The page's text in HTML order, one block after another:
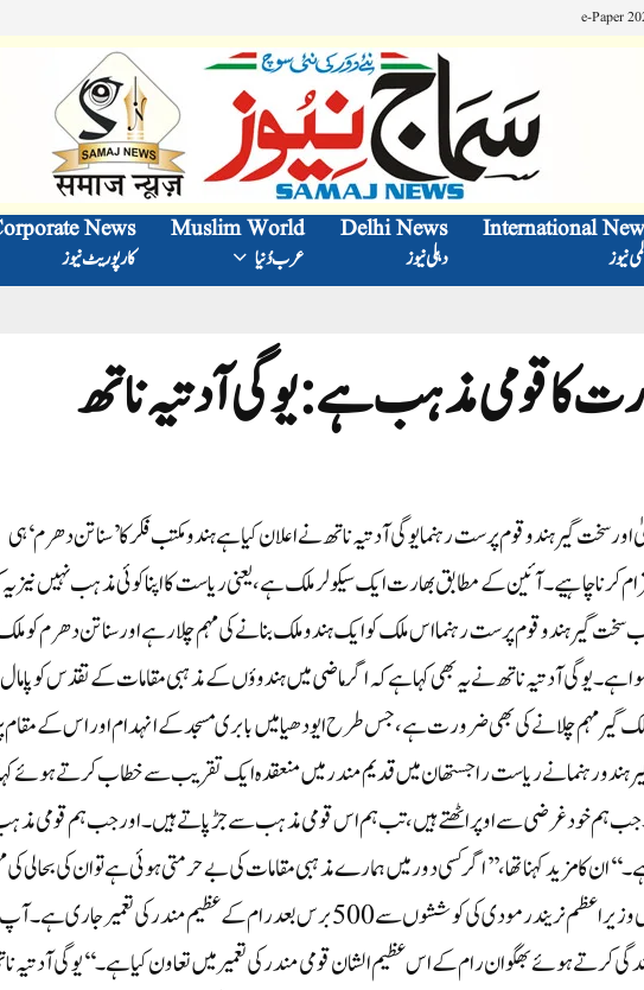
e-Paper
International
نیوز
Delhi News
دہلی نیوز
Muslim World
عرب دُنیا
News
کارپوریٹ نیوز
کا قومی مذہب ہے: یوگی آدتیہ ناتھ
سخت گیر ہندو قوم پرست رہنما یوگی آدتیہ ناتھ نے اعلان کیا ہے ہندو مکتب فکر کا ’سناتن دھرم‘ ہی
کرنا چاہیے۔آئین کے مطابق بھارت ایک سیکولر ملک ہے، یعنی ریاست کا اپنا کوئی مذہب نہیں نیز
گیر ہندو قوم پرست رہنما اس ملک کو ایک ہندو ملک بنانے کی مہم چلا رہے اور سناتن دھرم کو
ہے۔یوگی آدتیہ ناتھ نے یہ بھی کہا ہے کہ اگر ماضی میں ہندوؤں کے مذہبی مقامات کے تقدس کو پامال
پر ملک گیر مہم چلانے کی بھی ضرورت ہے، جس طرح ایودھیا میں بابری مسجد کے انہدام اور اس کے مقام
گیر ہندو رہنما نے ریاست راجستھان میں قدیم مندر میں منعقدہ ایک تقریب سے خطاب کرتے ہوئے
جب ہم خود غرضی سے اوپر اٹھتے ہیں، تب ہم اس قومی مذہب سے جڑ پاتے ہیں۔ اور جب ہم قومی
کا مزید کہنا تھا، ’’اگر کسی دور میں ہمارے مذہبی مقامات کی بے حرمتی ہوئی ہے تو ان کی بحالی کی
ایودھیا کی طرز پر ہی شروع کی جانی چاہیے، جہاں وزیر اعظم نریندر مودی کی کوششوں سے 500 برس بعد رام کے عظیم مندر کی تعمیر جاری ہے۔ آپ
کرتے ہوئے بھگوان رام کے اس عظیم الشان قومی مندر کی تعمیر میں تعاون کیا ہے۔‘‘یوگی آدتیہ